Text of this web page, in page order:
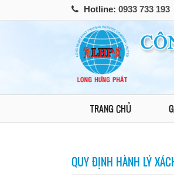
Hotline: 0933 733 193
TRANG CHỦ
QUY ĐỊNH HÀNH LÝ